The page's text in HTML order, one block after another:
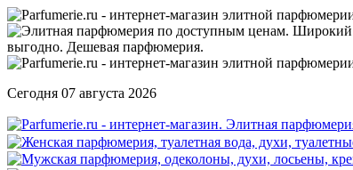
Сегодня 07 августа 2026